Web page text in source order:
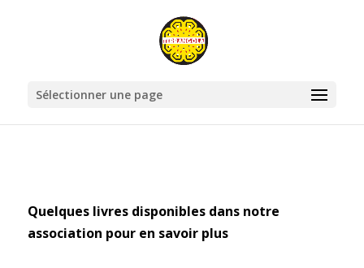
Sélectionner une page
Quelques livres disponibles dans notre
association pour en savoir plus